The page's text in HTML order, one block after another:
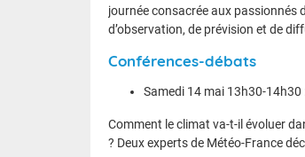
journée consacrée aux passionnés
d’observation, de prévision et de
Conférences-débats
Samedi 14 mai 13h30-14h30
Comment le climat va-t-il évoluer
? Deux experts de Météo-France